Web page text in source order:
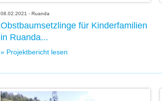
08.02.2021 - Ruanda
Obstbaumsetzlinge für Kinderfamilien
in Ruanda...
» Projektbericht lesen